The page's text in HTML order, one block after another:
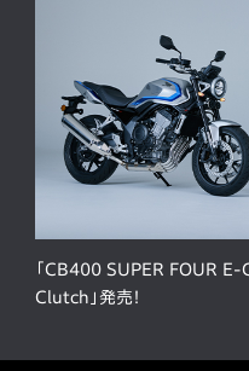
「CB400 SUPER FOUR
Clutch」発売！